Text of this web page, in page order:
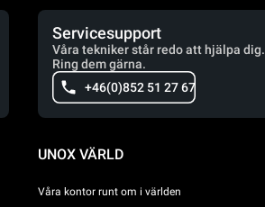
Servicesupport
Våra tekniker står redo att hjälpa dig.
Ring dem gärna.
+46(0)852 51 27 67
UNOX VÄRLD
Våra kontor runt om i världen